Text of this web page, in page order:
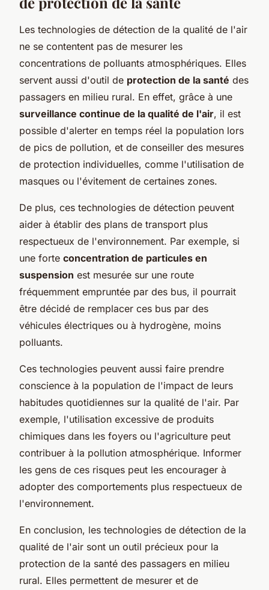
Les technologies de détection de la qualité de l'air
ne se contentent pas de mesurer les
concentrations de polluants atmosphériques. Elles
servent aussi d'outil de protection de la santé des
passagers en milieu rural. En effet, grâce à une
surveillance continue de la qualité de l'air, il est
possible d'alerter en temps réel la population lors
de pics de pollution, et de conseiller des mesures
de protection individuelles, comme l'utilisation de
masques ou l'évitement de certaines zones.
De plus, ces technologies de détection peuvent
aider à établir des plans de transport plus
respectueux de l'environnement. Par exemple, si
une forte concentration de particules en
suspension est mesurée sur une route
fréquemment empruntée par des bus, il pourrait
être décidé de remplacer ces bus par des
véhicules électriques ou à hydrogène, moins
polluants.
Ces technologies peuvent aussi faire prendre
conscience à la population de l'impact de leurs
habitudes quotidiennes sur la qualité de l'air. Par
exemple, l'utilisation excessive de produits
chimiques dans les foyers ou l'agriculture peut
contribuer à la pollution atmosphérique. Informer
les gens de ces risques peut les encourager à
adopter des comportements plus respectueux de
l'environnement.
En conclusion, les technologies de détection de la
qualité de l'air sont un outil précieux pour la
protection de la santé des passagers en milieu
rural. Elles permettent de mesurer et de